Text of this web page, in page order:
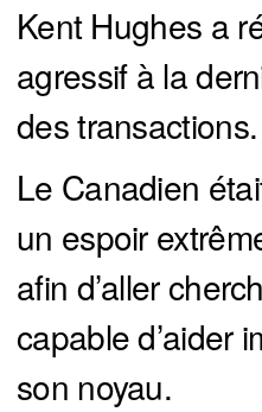
Kent Hughes a
agressif à la
des transactions.
Le Canadien
un espoir
afin d’aller
capable d’aider
son noyau.